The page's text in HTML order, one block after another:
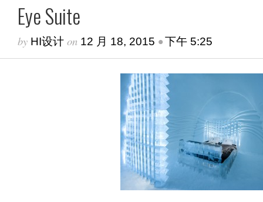
Eye Suite
by HI设计 on 12 月 18, 2015 •下午 5:25